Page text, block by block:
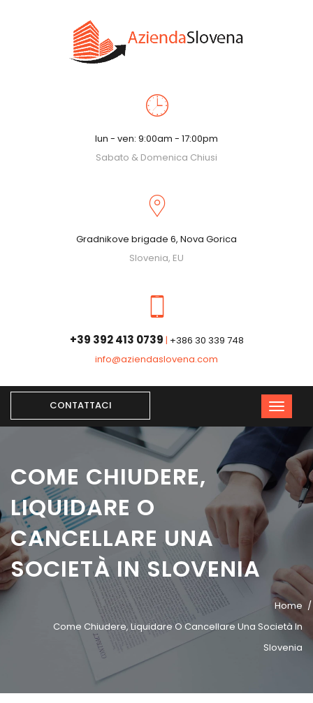
lun - ven: 9:00am - 17:00pm
Sabato & Domenica Chiusi
Gradnikove brigade 6, Nova Gorica
Slovenia, EU
+39 392 413 0739 | +386 30 339 748
info@aziendaslovena.com
CONTATTACI
COME CHIUDERE,
LIQUIDARE O
CANCELLARE UNA
SOCIETÀ IN SLOVENIA
Home
Come Chiudere, Liquidare O Cancellare Una Società In
Slovenia